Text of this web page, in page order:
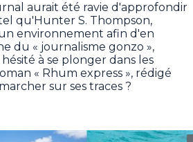
aurait été ravie d'approfondir
qu'Hunter S. Thompson,
environnement afin d'en
du « journalisme gonzo »,
hésité à se plonger dans les
« Rhum express », rédigé
sur ses traces ?